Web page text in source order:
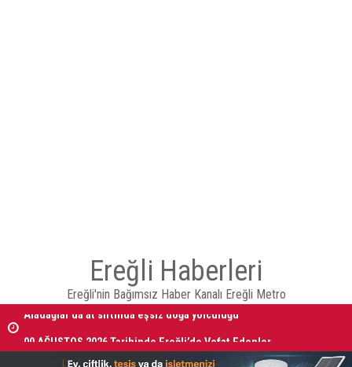
Ereğli Haberleri
Ereğli'nin Bağımsız Haber Kanalı Ereğli Metro
Aladağlar’da at sırtında eşsiz doğa yolculuğu